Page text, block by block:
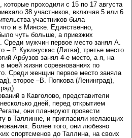
которые проходили с 15 по 17 августа
38 участников, включая 5 или 6
участников была
и в Минске. Единственно,
чуть больше, а приезжих
Среди мужчин первое место занял А.
– Р. Кукляускас (Литва), третье место
Арбузов занял 4-е место, а я, на
моей жизни соревнованиях по
Среди женщин первое место заняла
второе –В. Попкова (Ленинград),
в Кавголово, представители
дней, перед открытием
они планируют провести
в Таллинне, и пригласили желающих
Более того, они любезно
спортсменов до Таллина, на своих